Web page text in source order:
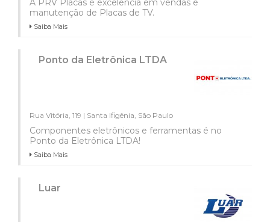
A PRV Placas é excelência em vendas e
manutenção de Placas de TV.
Saiba Mais
Ponto da Eletrônica LTDA
Rua Vitória, 119 | Santa Ifigênia, São Paulo
Componentes eletrônicos e ferramentas é no
Ponto da Eletrônica LTDA!
Saiba Mais
Luar